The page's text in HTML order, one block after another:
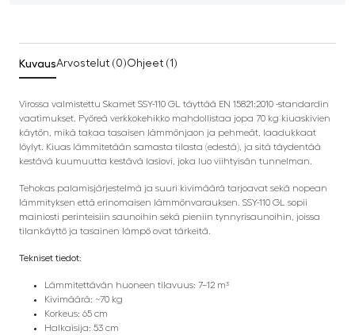
KuvausArvostelut (0)Ohjeet (1)
Virossa valmistettu Skamet SSY-110 GL täyttää EN 15821:2010 -standardin
vaatimukset. Pyöreä verkkokehikko mahdollistaa jopa 70 kg kiuaskivien
käytön, mikä takaa tasaisen lämmönjaon ja pehmeät, laadukkaat
löylyt. Kiuas lämmitetään samasta tilasta (edestä), ja sitä täydentää
kestävä kuumuutta kestävä lasiovi, joka luo viihtyisän tunnelman.
Tehokas palamisjärjestelmä ja suuri kivimäärä tarjoavat sekä nopean
lämmityksen että erinomaisen lämmönvarauksen. SSY-110 GL sopii
mainiosti perinteisiin saunoihin sekä pieniin tynnyrisaunoihin, joissa
tilankäyttö ja tasainen lämpö ovat tärkeitä.
Tekniset tiedot:
Lämmitettävän huoneen tilavuus: 7–12 m³
Kivimäärä: ~70 kg
Korkeus: 65 cm
Halkaisija: 53 cm